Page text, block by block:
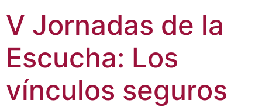
V Jornadas de la
Escucha: Los
vínculos seguros